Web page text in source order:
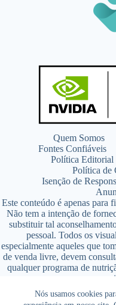
Nós usamos cookies
Quem Somos
Fontes Confiáveis
Política Editorial
Política de
Isenção de
Este conteúdo é apenas para
Não tem a intenção de
substituir tal
pessoal. Todos os
especialmente aqueles que
de venda livre, devem
qualquer programa de
Copyright © 2026 -